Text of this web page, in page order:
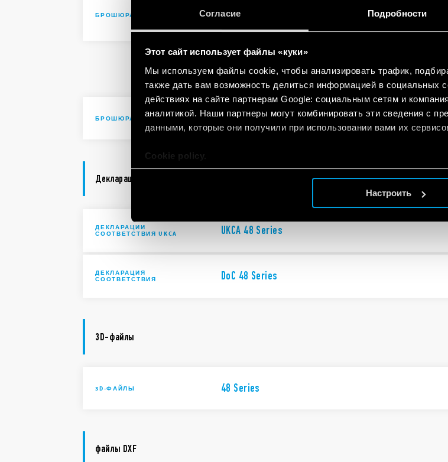
Согласие Подробности
Этот сайт использует файлы «куки»
Мы используем файлы cookie, чтобы анализировать трафик,
также дать вам возможность делиться информацией в
действиях на сайте партнерам Google: социальным сетям и
аналитикой. Наши партнеры могут комбинировать эти сведения с
данными, которые они получили при использовании вами их
Cookie policy.
Настроить
БРОШЮРА Solutions for electrical panels and industrial
automation
automation
БРОШЮРА Brochure Industrial applications
Декларация соответствия
ДЕКЛАРАЦИИ
СООТВЕТСТВИЯ UKCA
UKCA 48 Series
ДЕКЛАРАЦИЯ
СООТВЕТСТВИЯ
DoC 48 Series
3D-файлы
3D-ФАЙЛЫ 48 Series
файлы DXF